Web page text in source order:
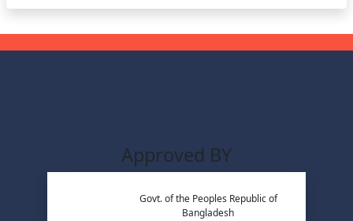
Approved BY
Govt. of the Peoples Republic of
Bangladesh